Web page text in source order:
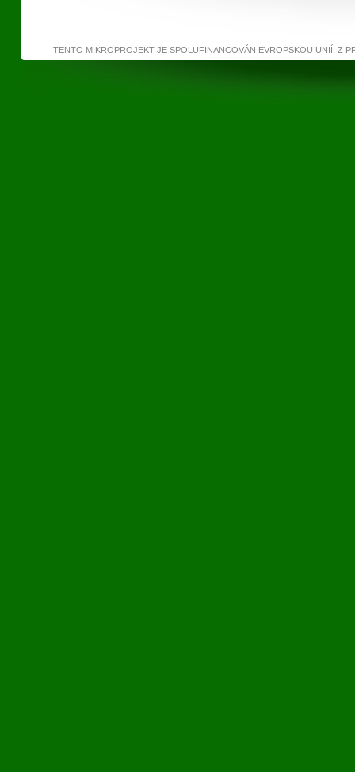
TENTO MIKROPROJEKT JE SPOLUFINANCOVÁN EVROPSKOU UNIÍ, Z